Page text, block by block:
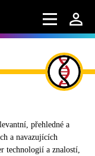
přehledné a
a navazujících
technologií a znalostí,